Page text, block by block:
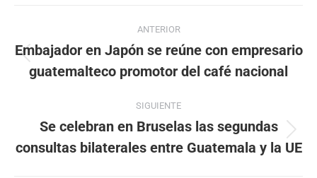
Navegación
entre
publicaciones
ANTERIOR
anterior:
Embajador en Japón se reúne con empresario
guatemalteco promotor del café nacional
SIGUIENTE
siguiente:
Se celebran en Bruselas las segundas
consultas bilaterales entre Guatemala y la UE